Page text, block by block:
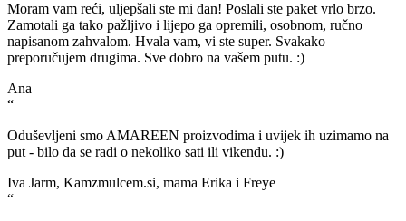
Moram vam reći, uljepšali ste mi dan! Poslali ste paket vrlo brzo.
Zamotali ga tako pažljivo i lijepo ga opremili, osobnom, ručno
napisanom zahvalom. Hvala vam, vi ste super. Svakako
preporučujem drugima. Sve dobro na vašem putu. :)
Ana
“
Oduševljeni smo AMAREEN proizvodima i uvijek ih uzimamo na
put - bilo da se radi o nekoliko sati ili vikendu. :)
Iva Jarm, Kamzmulcem.si, mama Erika i Freye
“